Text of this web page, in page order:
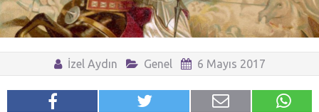
İzel Aydın Genel 6 Mayıs 2017